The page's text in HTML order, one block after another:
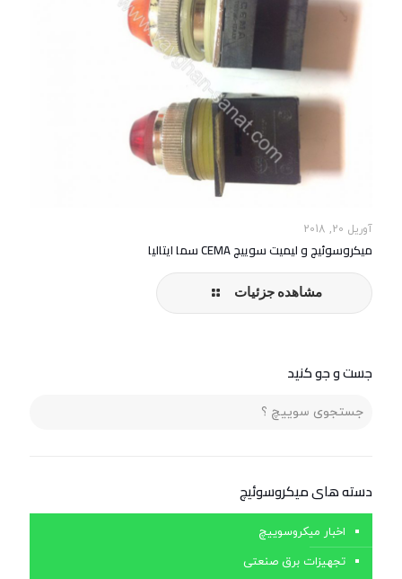
آوریل 20, 2018
میکروسوئیچ و لیمیت سوییچ CEMA سما ایتالیا
مشاهده جزئیات
جست و جو کنید
دسته های ميكروسوئيچ
اخبار میکروسوییچ
تجهیزات برق صنعتی